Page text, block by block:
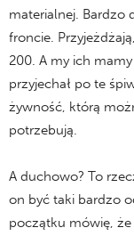
materialnej. Bardzo
froncie.
200. A my ich
przyjechał po te
żywność, którą
potrzebują.
A duchowo? To
on być taki bardzo
początku mówię,